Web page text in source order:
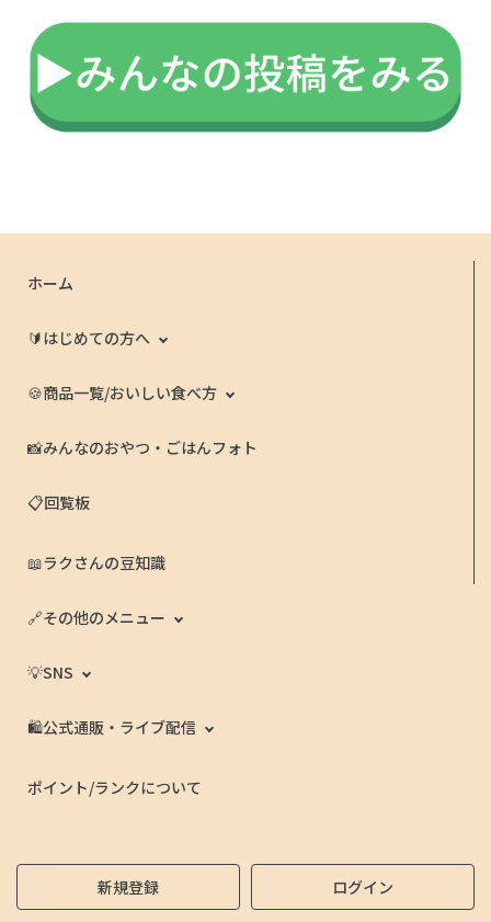
ホーム
🔰はじめての方へ
🍪商品一覧/おいしい食べ方
📸みんなのおやつ・ごはんフォト
📋回覧板
📖ラクさんの豆知識
🔗その他のメニュー
💡SNS
🛍️公式通販・ライブ配信
ポイント/ランクについて
新規登録 ログイン